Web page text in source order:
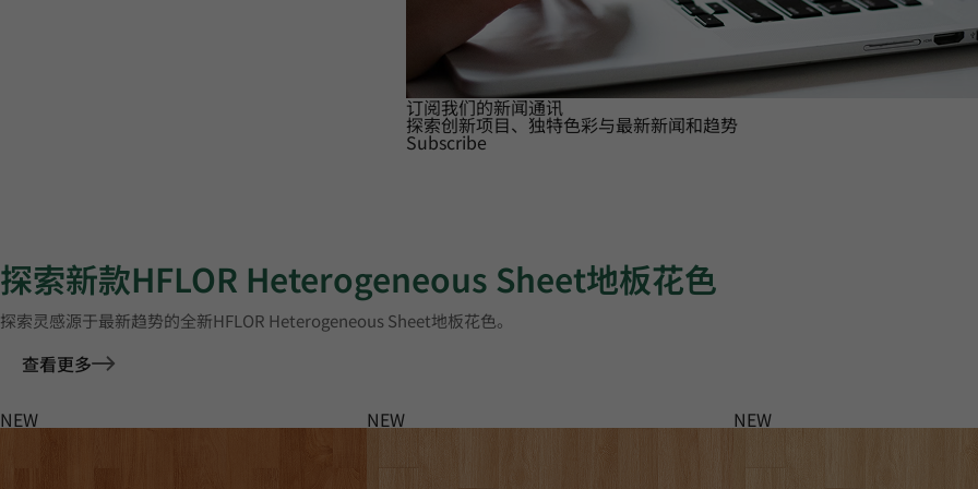
订阅我们的新闻通讯
探索创新项目、独特色彩与最新新闻和趋势
Subscribe
探索新款HFLOR Heterogeneous Sheet地板花色
探索灵感源于最新趋势的全新HFLOR Heterogeneous Sheet地板花色。
查看更多
NEW NEW NEW